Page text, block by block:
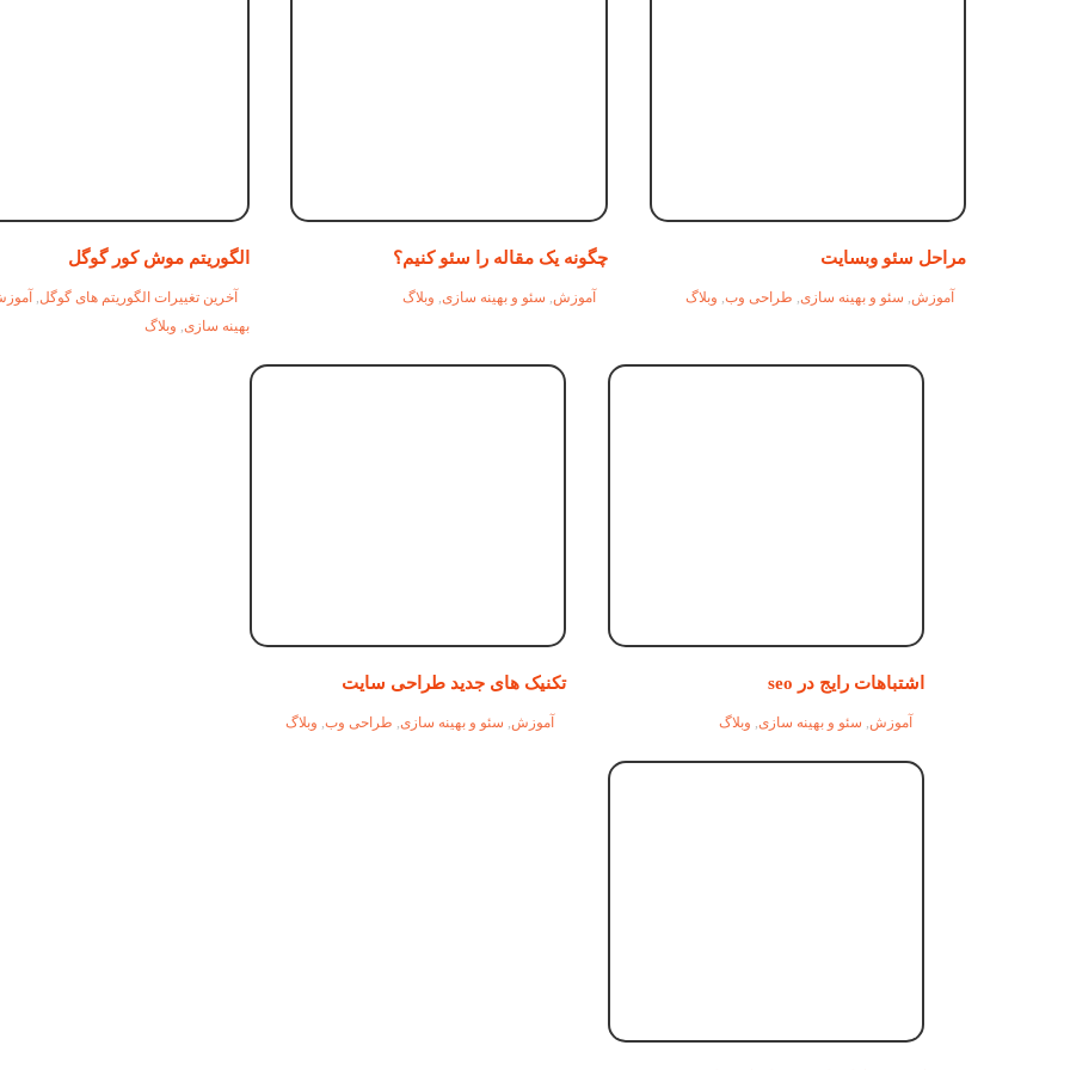
مراحل سئو وبسایت
آموزش, سئو و بهینه سازی, طراحی وب, وبلاگ
چگونه یک مقاله را سئو کنیم؟
آموزش, سئو و بهینه سازی, وبلاگ
الگوریتم موش کور گوگل
آخرین تغییرات الگوریتم های گوگل,
بهینه سازی, وبلاگ
اشتباهات رایج در seo
آموزش سئو و بهینه سازی وبلاگ
تکنیک های جدید طراحی سایت
آموزش سئو و بهینه سازی طراحی وب, وبلاگ